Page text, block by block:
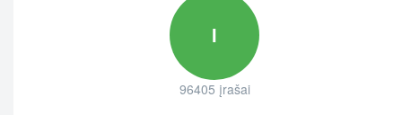
I
96405 įrašai